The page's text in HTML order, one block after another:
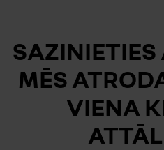
MĒS
VIENA